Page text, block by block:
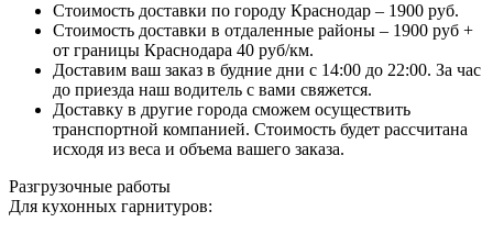
Стоимость доставки по городу Краснодар – 1900 руб.
Стоимость доставки в отдаленные районы – 1900 руб +
от границы Краснодара 40 руб/км.
Доставим ваш заказ в будние дни с 14:00 до 22:00. За час
до приезда наш водитель с вами свяжется.
Доставку в другие города сможем осуществить
транспортной компанией. Стоимость будет рассчитана
исходя из веса и объема вашего заказа.
Разгрузочные работы
Для кухонных гарнитуров: